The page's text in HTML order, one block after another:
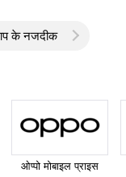
के नजदीक
ओप्पो मोबाइल प्राइस